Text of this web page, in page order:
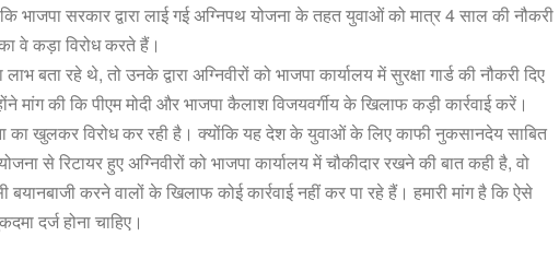
भाजपा सरकार द्वारा लाई गई अग्निपथ योजना के तहत युवाओं को मात्र 4 साल की नौकरी
वे कड़ा विरोध करते हैं।
रहे थे, तो उनके द्वारा अग्निवीरों को भाजपा कार्यालय में सुरक्षा गार्ड की नौकरी दिए
मांग की कि पीएम मोदी और भाजपा कैलाश विजयवर्गीय के खिलाफ कड़ी कार्रवाई करें।
का खुलकर विरोध कर रही है। क्योंकि यह देश के युवाओं के लिए काफी नुकसानदेय साबित
से रिटायर हुए अग्निवीरों को भाजपा कार्यालय में चौकीदार रखने की बात कही है, वो
बयानबाजी करने वालों के खिलाफ कोई कार्रवाई नहीं कर पा रहे हैं। हमारी मांग है कि ऐसे
दर्ज होना चाहिए।